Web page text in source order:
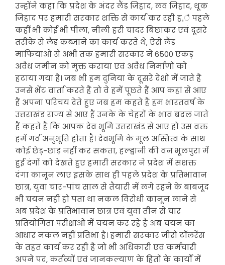
उन्होंने कहा कि प्रदेश के अंदर लैंड जिहाद, लव जिहाद, थूक
जिहाद पर हमारी सरकार शक्ति से कार्य कर रही ह,ै पहले
कहीं भी कोई भी पीला, नीली हरी चादर बिछाकर एवं दूसरे
तरीके से लैंड कब्जाने का कार्य करते थे, ऐसे लैंड
माफियाओं से अभी तक हमारी सरकार ने 6500 एकड़
अवैध जमीन को मुक्त कराया एवं अवैध निर्माणों को
हटाया गया है। जब भी हम दुनिया के दूसरे देशों में जाते हैं
उनसे भेंट वार्ता करते हैं तो वे हमें पूछते हैं आप कहां से आए
हैं अपना परिचय देते हुए जब हम कहते हैं हम भारतवर्ष के
उत्तराखंड राज्य से आए हैं उनके के चेहरों के भाव बदल जाते
हैं कहते हैं कि आपक देव भूमि उत्तराखंड से आए हो उस वक्त
हमें गर्व अनुभूति होता है। देवभूमि के मूल अस्तित्व के साथ
कोई छेड़-छाड़ नहीं कर सकता, हल्द्वानी की वन भूलपुरा में
हुई दंगों को देखते हुए हमारी सरकार ने प्रदेश में सशक्त
दंगा कानून लाए इसके साथ ही पहले प्रदेश के प्रतिभावान
छात्र, युवा चार-पांच साल से तैयारी में लगे रहने के बाबजूद
भी चयन नहीं हो पता था नकल विरोधी कानून लाने से
अब प्रदेश के प्रतिभावान छात्र एवं युवा तीन से चार
प्रतियोगिता परीक्षाओं में चयन कर रहे है अब चयन का
आधार नकल नहीं प्रतिभा है। हमारी सरकार जीरो टॉलरेंस
के तहत कार्य कर रही है जो भी अधिकारी एवं कर्मचारी
अपने पद, कर्तव्यों एवं जानकल्याण के हितों के कार्यों में